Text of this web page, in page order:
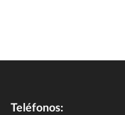
Teléfonos: